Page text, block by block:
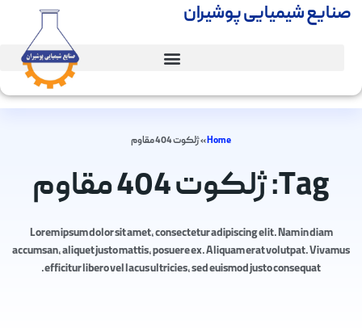
صنایع شیمیایی پوشیران
Home
»ژلکوت 404 مقاوم
Tag: ژلکوت 404 مقاوم
Lorem ipsum dolor sit amet, consectetur adipiscing elit. Nam in diam
accumsan, aliquet justo mattis, posuere ex. Aliquam erat volutpat. Vivamus
efficitur libero vel lacus ultricies, sed euismod justo consequat.